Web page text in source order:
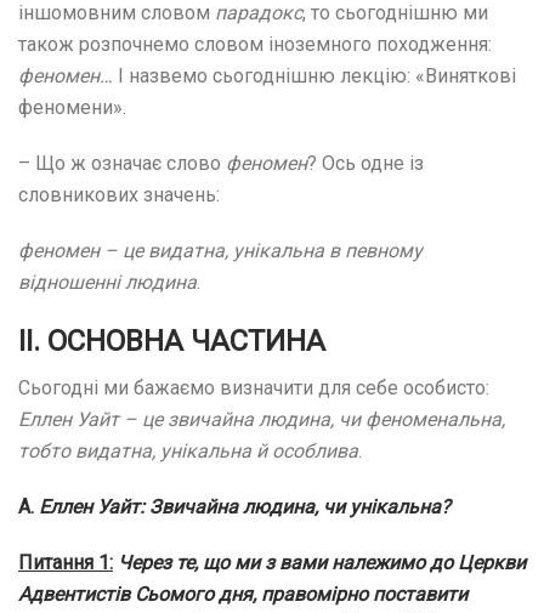
іншомовним словом парадокс, то сьогоднішню ми
також розпочнемо словом іноземного походження:
феномен… І назвемо сьогоднішню лекцію: «Виняткові
феномени».
– Що ж означає слово феномен? Ось одне із
словникових значень:
феномен – це видатна, унікальна в певному
відношенні людина.
ІІ. ОСНОВНА ЧАСТИНА
Сьогодні ми бажаємо визначити для себе особисто:
Еллен Уайт – це звичайна людина, чи феноменальна,
тобто видатна, унікальна й особлива.
А. Еллен Уайт: Звичайна людина, чи унікальна?
Питання 1: Через те, що ми з вами належимо до Церкви
Адвентистів Сьомого дня, правомірно поставити